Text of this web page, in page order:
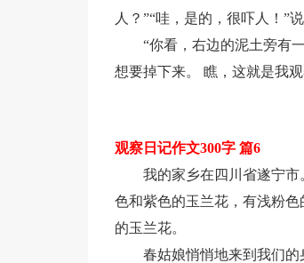
人？”“哇，是的，很吓人！”
“你看，右边的泥土旁有
想要掉下来。 瞧，这就是我
观察日记作文300字 篇6
我的家乡在四川省遂宁
色和紫色的玉兰花，有浅粉
的玉兰花。
春姑娘悄悄地来到我们